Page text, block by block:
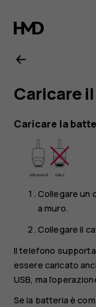
d’uso
del
Nokia
Plus
Caricare
Caricare la
Collegare un
a muro.
Collegare il
Il telefono supporta
essere caricato
USB, ma
Se la batteria è